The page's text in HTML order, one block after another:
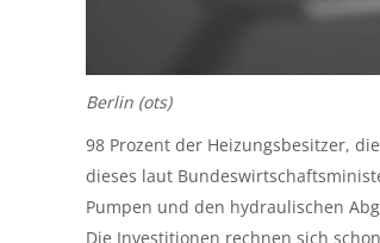
Berlin (ots)
98 Prozent der Heizungsbesitzer,
dieses laut
Pumpen und den hydraulischen
Die Investitionen rechnen sich